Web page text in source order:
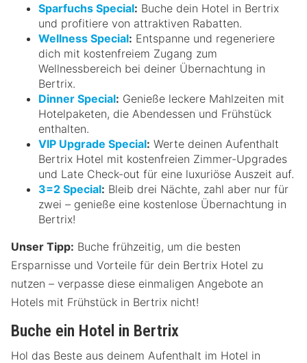
Sparfuchs Special: Buche dein Hotel in Bertrix
und profitiere von attraktiven Rabatten.
Wellness Special: Entspanne und regeneriere
dich mit kostenfreiem Zugang zum
Wellnessbereich bei deiner Übernachtung in
Bertrix.
Dinner Special: Genieße leckere Mahlzeiten mit
Hotelpaketen, die Abendessen und Frühstück
enthalten.
VIP Upgrade Special: Werte deinen Aufenthalt
Bertrix Hotel mit kostenfreien Zimmer-Upgrades
und Late Check-out für eine luxuriöse Auszeit auf.
3=2 Special: Bleib drei Nächte, zahl aber nur für
zwei – genieße eine kostenlose Übernachtung in
Bertrix!
Unser Tipp: Buche frühzeitig, um die besten
Ersparnisse und Vorteile für dein Bertrix Hotel zu
nutzen – verpasse diese einmaligen Angebote an
Hotels mit Frühstück in Bertrix nicht!
Buche ein Hotel in Bertrix
Hol das Beste aus deinem Aufenthalt im Hotel in